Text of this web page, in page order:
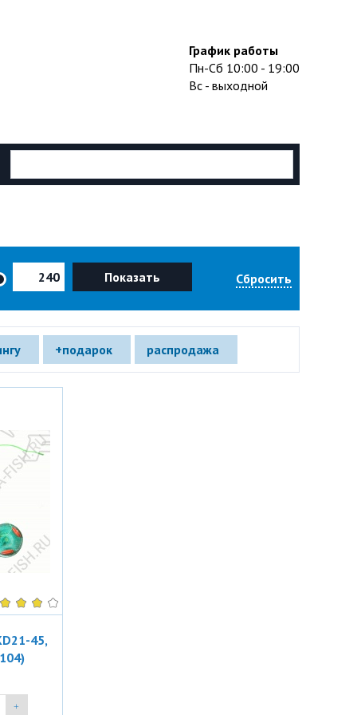
График работы
Пн-Сб 10:00 - 19:00
Вс - выходной
Показать Сбросить
+подарок распродажа
45,